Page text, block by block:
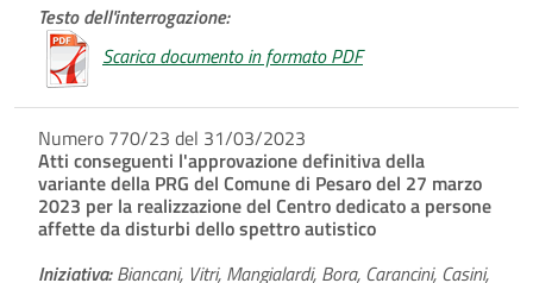
Testo dell'interrogazione:
Scarica documento in formato PDF
Numero 770/23 del 31/03/2023
Atti conseguenti l'approvazione definitiva della
variante della PRG del Comune di Pesaro del 27 marzo
2023 per la realizzazione del Centro dedicato a persone
affette da disturbi dello spettro autistico
Iniziativa:Biancani, Vitri, Mangialardi, Bora, Carancini, Casini,